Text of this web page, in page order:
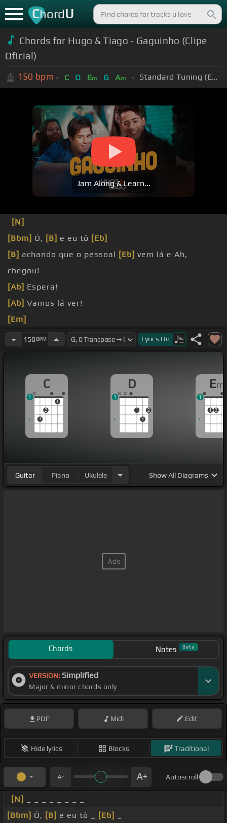
ChordU
Chords for Hugo & Tiago - Gaguinho (Clipe
Oficial)
150 bpm C D Em G Am Standard Tuning (EADGBE)
Jam Along & Learn...
[N]
[Bbm] Ó, [B] e eu tô [Eb]
[B] achando que o pessoal [Eb] vem lá e Ah,
chegou!
[Ab] Espera!
[Ab] Vamos lá ver!
[Em]
[G]
150BPM Lyrics On
C
3
2
1
1
D
1
3
2
1
Em
1 2
1
Guitar Piano Ukulele ShowAll Diagrams
Chords Notes Beta
VERSION: Simplified
Major & minor chords only
PDF Midi Edit
Hide lyrics Blocks Traditional
Autoscroll
[N]
[Bbm] Ó, [B] e eu tô _ [Eb]